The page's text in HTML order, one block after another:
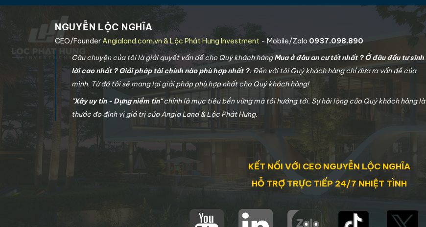
NGUYỄN LỘC NGHĨA
CEO/FounderAngialand.com.vn & Lộc Phát Hưng Investment - Mobile/Zalo 0937.098.890
Câu chuyện của tôi là giải quyết vấn đề cho Quý khách hàngMua ở đâu an cư tốt nhất ? Ở đâu đầu tư sinh
lời cao nhất ? Giải pháp tài chính nào phù hợp nhất ?. Đến với tôi Quý khách hàng chỉ đưa ra vấn đề của
mình. Từ đó tôi sẽ mang lại giải pháp phù hợp nhất cho Quý khách hàng!
"Xây uy tín - Dựng niềm tin"chính là mục tiêu bền vững mà tôi hướng tới. Sự hài lòng của Quý khách hàng là
thước đo định vị giá trị của Angia Land & Lộc Phát Hưng.
KẾT NỐI VỚI CEO NGUYỄN LỘC NGHĨA
HỖ TRỢ TRỰC TIẾP 24/7 NHIỆT TÌNH